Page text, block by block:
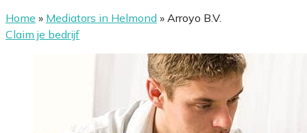
Home » Mediators in Helmond » Arroyo B.V.
Claim je bedrijf